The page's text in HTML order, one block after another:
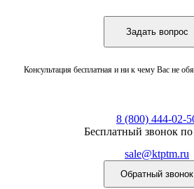
Консультация бесплатная и ни к чему Вас не
8 (800) 444-02-
Бесплатный звонок
sale@ktptm.ru